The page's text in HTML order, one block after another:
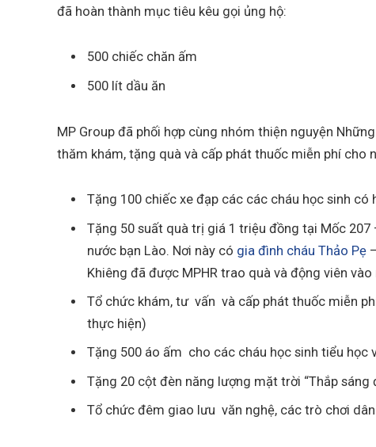
đã hoàn thành mục tiêu kêu gọi ủng hộ:
500 chiếc chăn ấm
500 lít dầu ăn
MP Group đã phối hợp cùng nhóm thiện nguyện
thăm khám, tặng quà và cấp phát thuốc miễn phí cho
Tặng 100 chiếc xe đạp các các cháu học sinh
Tặng 50 suất quà trị giá 1 triệu đồng tại Mốc
nước bạn Lào. Nơi này có gia đình cháu Thảo Pẹ
Khiêng đã được MPHR trao quà và động viên
Tổ chức khám, tư vấn và cấp phát thuốc miễn
thực hiện)
Tặng 500 áo ấm cho các cháu học sinh tiểu học
Tặng 20 cột đèn năng lượng mặt trời “Thắp
Tổ chức đêm giao lưu văn nghệ, các trò chơi